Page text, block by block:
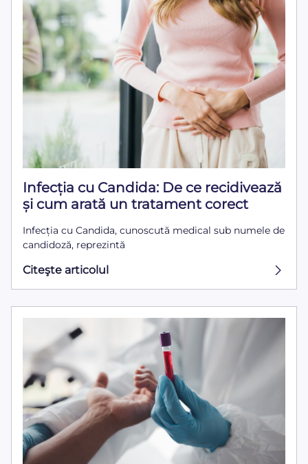
Infecția cu Candida: De ce recidivează
și cum arată un tratament corect
Infecția cu Candida, cunoscută medical sub numele de
candidoză, reprezintă
Citeşte articolul